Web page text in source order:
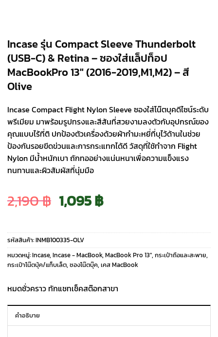
Incase รุ่น Compact Sleeve Thunderbolt
(USB-C) & Retina – ซองใส่แล็ปท็อป
MacBookPro 13″ (2016-2019,M1,M2) – สี
Olive
Incase Compact Flight Nylon Sleeve ซองใส่โน๊ตบุคดีไซน์ระดับ
พรีเมียม มาพร้อมรูปทรงและสีสันที่สวยงามลงตัวกับอุปกรณ์ของ
คุณแบบไร้ที่ติ ปกป้องตัวเครื่องด้วยผ้ากำมะหยี่ที่บุไว้ด้านในช่วย
ป้องกันรอยขีดข่วนและการกระแทกได้ดี วัสดุที่ใช้ทำจาก Flight
Nylon มีน้ำหนักเบา ถักทออย่างแน่นหนาเพื่อความแข็งแรง
ทนทานและผิวสัมผัสที่นุ่มมือ
2,190฿ Original
price
was:
2,190 ฿.
1,095฿Current
price
is:
1,095 ฿.
รหัสสินค้า:INMB100335-OLV
หมวดหมู่:Incase, Incase - MacBook, MacBook Pro 13″, กระเป๋าถือและสะพาย,
กระเป๋าโน๊ตบุ้ค/แท็บเล็ต, ซองโน๊ตบุ๊ค, เคส MacBook
หมดชั่วคราว ทักแชทเช็คสต๊อกสาขา
คำอธิบาย